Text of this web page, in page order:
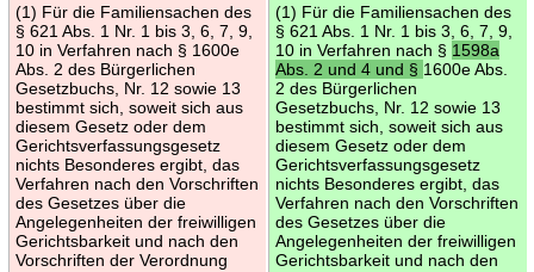
(1) Für die Familiensachen des
§ 621 Abs. 1 Nr. 1 bis 3, 6, 7, 9,
10 in Verfahren nach § 1600e
Abs. 2 des Bürgerlichen
Gesetzbuchs, Nr. 12 sowie 13
bestimmt sich, soweit sich aus
diesem Gesetz oder dem
Gerichtsverfassungsgesetz
nichts Besonderes ergibt, das
Verfahren nach den Vorschriften
des Gesetzes über die
Angelegenheiten der freiwilligen
Gerichtsbarkeit und nach den
Vorschriften der Verordnung
(1) Für die Familiensachen des
§ 621 Abs. 1 Nr. 1 bis 3, 6, 7, 9,
10 in Verfahren nach § 1598a
Abs. 2 und 4 und § 1600e Abs.
2 des Bürgerlichen
Gesetzbuchs, Nr. 12 sowie 13
bestimmt sich, soweit sich aus
diesem Gesetz oder dem
Gerichtsverfassungsgesetz
nichts Besonderes ergibt, das
Verfahren nach den Vorschriften
des Gesetzes über die
Angelegenheiten der freiwilligen
Gerichtsbarkeit und nach den